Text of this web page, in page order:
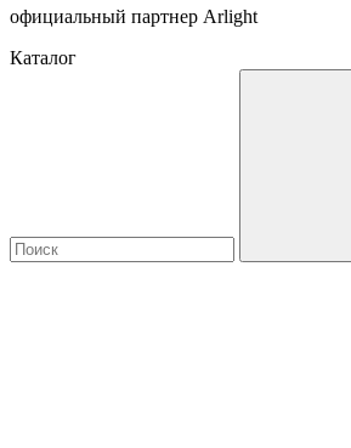
официальный партнер Arlight
Каталог